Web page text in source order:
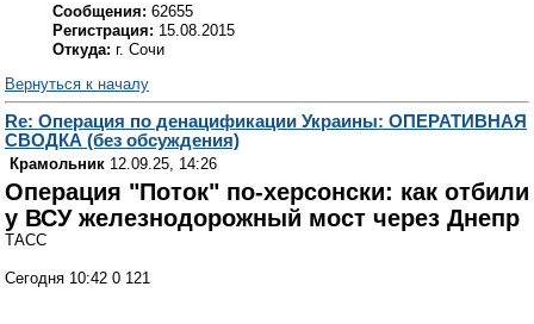
Сообщения: 62655
Регистрация: 15.08.2015
Откуда: г. Сочи
Вернуться к началу
Re: Операция по денацификации Украины: ОПЕРАТИВНАЯ
СВОДКА (без обсуждения)
Крамольник 12.09.25, 14:26
Операция "Поток" по-херсонски: как отбили
у ВСУ железнодорожный мост через Днепр
ТАСС
Сегодня 10:42 0 121